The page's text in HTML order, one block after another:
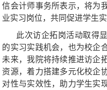
信会计师事务所表示，将为
业实习岗位，共同促进学生实
此次访企拓岗活动取得
的实习实践机会，也为校企
未来，我院将持续推进访企
资源，着力搭建多元化校企
对性与实效性，助力学生实